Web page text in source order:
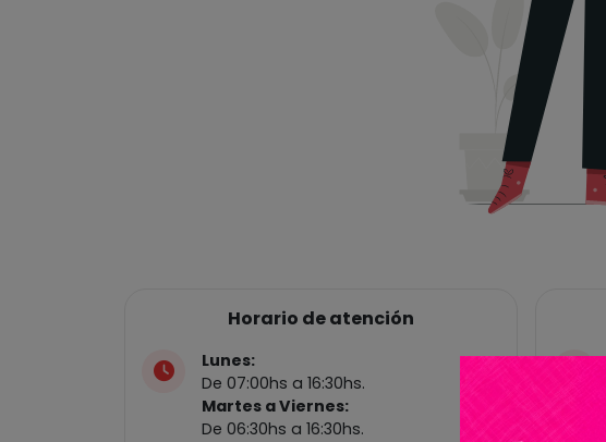
Horario de atención
Lunes:
De 07:00hs a 16:30hs.
Martes a Viernes:
De 06:30hs a 16:30hs.